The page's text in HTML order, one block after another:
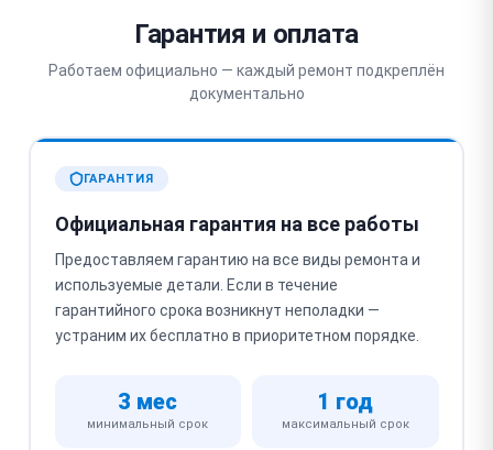
Гарантия и оплата
Работаем официально — каждый ремонт подкреплён
документально
ГАРАНТИЯ
Официальная гарантия на все работы
Предоставляем гарантию на все виды ремонта и
используемые детали. Если в течение
гарантийного срока возникнут неполадки —
устраним их бесплатно в приоритетном порядке.
3 мес
минимальный срок
1 год
максимальный срок